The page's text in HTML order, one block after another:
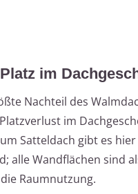
im
Nachteil des
im
Satteldach gibt es
alle Wandflächen sind
Raumnutzung.